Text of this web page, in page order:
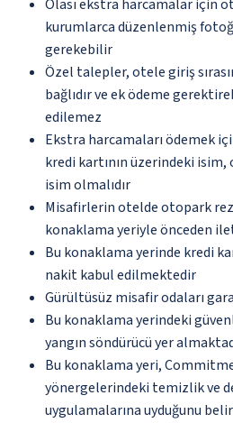
Olası ekstra harcamalar için
kurumlarca düzenlenmiş
gerekebilir
Özel talepler, otele giriş
bağlıdır ve ek ödeme
edilemez
Ekstra harcamaları ödemek
kredi kartının üzerindeki
isim olmalıdır
Misafirlerin otelde otopark
konaklama yeriyle önceden
Bu konaklama yerinde kredi
nakit kabul edilmektedir
Gürültüsüz misafir odaları
Bu konaklama yerindeki
yangın söndürücü yer
Bu konaklama yeri,
yönergelerindeki temizlik ve
uygulamalarına uyduğunu